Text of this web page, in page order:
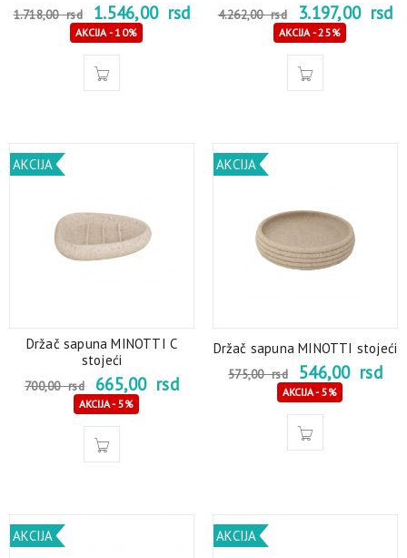
1.718,00rsd 1.546,00 rsd
AKCIJA - 10%
4.262,00rsd 3.197,00 rsd
AKCIJA - 25%
AKCIJA
Držač sapuna MINOTTI C
stojeći
700,00rsd 665,00 rsd
AKCIJA - 5%
AKCIJA
Držač sapuna MINOTTI stojeći
575,00rsd 546,00 rsd
AKCIJA - 5%
AKCIJA AKCIJA